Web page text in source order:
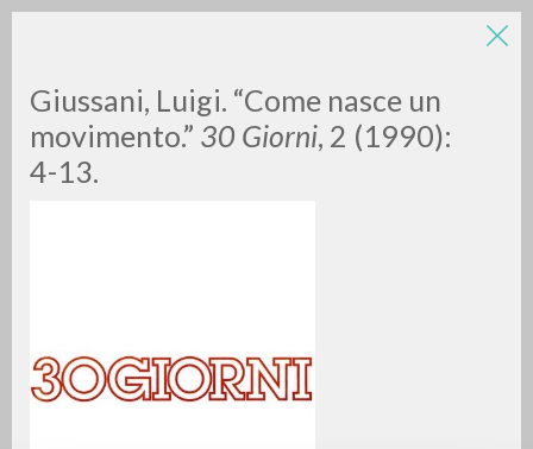
Giussani, Luigi. “Come nasce un
movimento.” 30 Giorni, 2 (1990):
4-13.
LUIGI
GIUSSANI